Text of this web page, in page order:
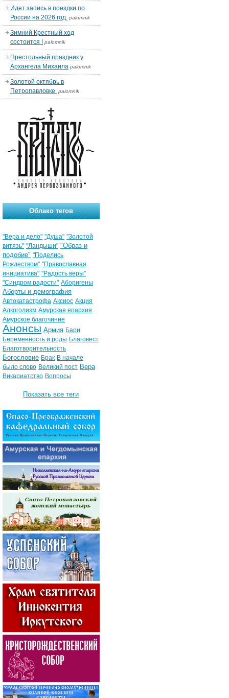
Идет запись в поездки по
России на 2026 год. palomnik
Зимний Крестный ход
состоится ! palomnik
Престольный праздник у
Архангела Михаила palomnik
Золотой октябрь в
Петропавловке. palomnik
Облако тегов
"Вера и дело" "Душа" "Золотой
витязь" "Ландыши" "Образ и
подобие" "Поделись
Рождеством" "Православная
инициатива" "Радость веры"
"Синдром радости" Аборигены
Аборты и демография
Автокатастрофа Аксиос Акция
Алкоголизм Амурская епархия
Амурское благочиние
Анонсы Армия Бари
Беременность и роды Благовест
Благотворительность
Богословие Брак В начале
было слово Великий пост Вера
Викариатство Вопросы
Показать все теги